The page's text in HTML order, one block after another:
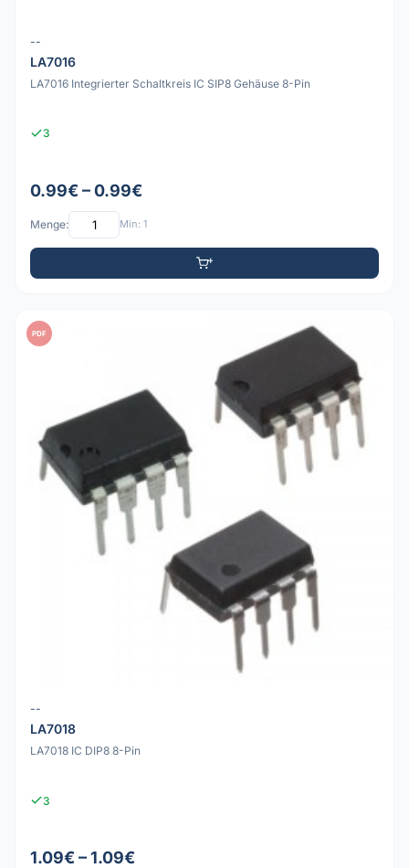
--
LA7016
LA7016 Integrierter Schaltkreis IC SIP8 Gehäuse 8-Pin
3
0.99€ – 0.99€
Menge: Min: 1
PDF
--
LA7018
LA7018 IC DIP8 8-Pin
3
1.09€ – 1.09€